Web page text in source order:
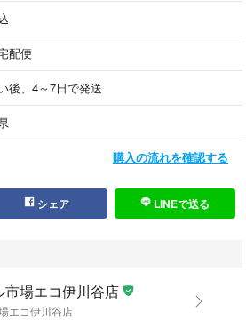
ります。
ェア/トップス/スウェット/パーカー
配便
後、4～7日で発送
購入の流れを確認する
シェア LINEで送る
市場エコ伊川谷店
エコ伊川谷店